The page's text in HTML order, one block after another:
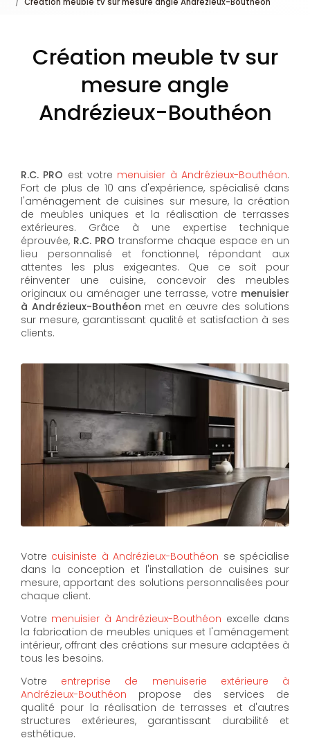
Création meuble tv sur
mesure angle
Andrézieux-Bouthéon
R.C. PRO est votre menuisier à Andrézieux-Bouthéon.
Fort de plus de 10 ans d'expérience, spécialisé dans
l'aménagement de cuisines sur mesure, la création
de meubles uniques et la réalisation de terrasses
extérieures. Grâce à une expertise technique
éprouvée, R.C. PRO transforme chaque espace en un
lieu personnalisé et fonctionnel, répondant aux
attentes les plus exigeantes. Que ce soit pour
réinventer une cuisine, concevoir des meubles
originaux ou aménager une terrasse, votre menuisier
à Andrézieux-Bouthéon met en œuvre des solutions
sur mesure, garantissant qualité et satisfaction à ses
clients.
Votre cuisiniste à Andrézieux-Bouthéon se spécialise
dans la conception et l'installation de cuisines sur
mesure, apportant des solutions personnalisées pour
chaque client.
Votre menuisier à Andrézieux-Bouthéon excelle dans
la fabrication de meubles uniques et l'aménagement
intérieur, offrant des créations sur mesure adaptées à
tous les besoins.
Votre entreprise de menuiserie extérieure à
Andrézieux-Bouthéon propose des services de
qualité pour la réalisation de terrasses et d'autres
structures extérieures, garantissant durabilité et
esthétique.